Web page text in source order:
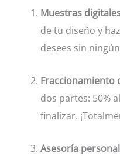
Muestras
de tu diseño y
desees sin
Fraccionamiento
dos partes: 50%
finalizar.
Asesoría